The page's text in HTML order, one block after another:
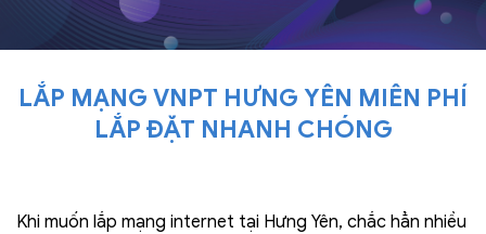
LẮP MẠNG VNPT HƯNG YÊN MIÊN PHÍ
LẮP ĐẶT NHANH CHÓNG
Khi muốn lắp mạng internet tại Hưng Yên, chắc hẳn nhiều